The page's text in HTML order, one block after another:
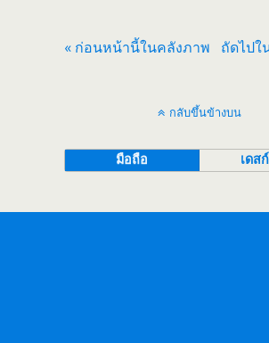
« ก่อนหน้านี้ในคลังภาพ ถัดไปใ
กลับขึ้นข้างบน
มือถือ เดส